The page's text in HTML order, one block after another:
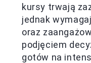
kursy trwają
jednak
oraz
podjęciem
gotów na